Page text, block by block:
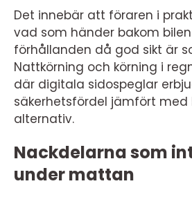
Det innebär att föraren i
vad som händer bakom
förhållanden då god sikt är
Nattkörning och körning i
där digitala sidospeglar
säkerhetsfördel jämfört med
alternativ.
Nackdelarna som
under mattan